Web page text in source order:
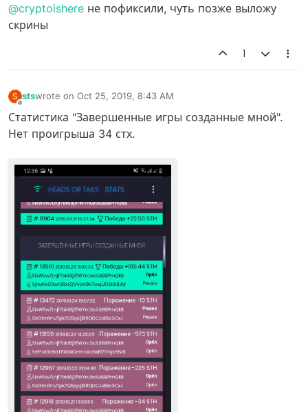
@cryptoishere не пофиксили, чуть позже выложу
скрины
1
S stswrote on Oct 25, 2019, 8:43 AM
last edited by
Статистика "Завершенные игры созданные мной".
Нет проигрыша 34 стх.